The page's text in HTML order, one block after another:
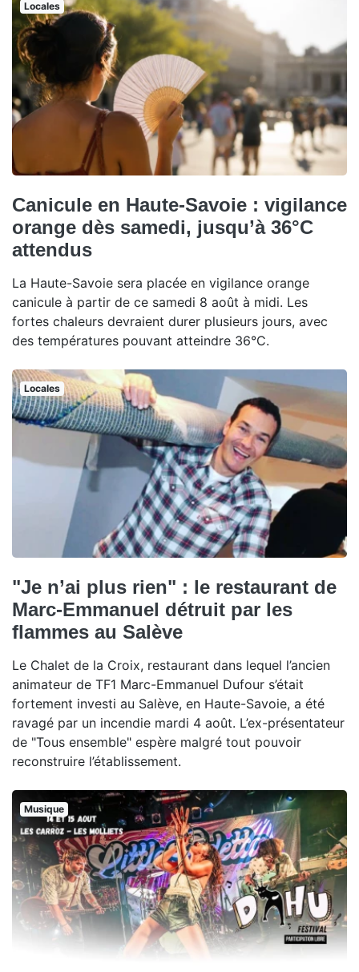
Locales
Canicule en Haute-Savoie : vigilance
orange dès samedi, jusqu’à 36°C
attendus
La Haute-Savoie sera placée en vigilance orange
canicule à partir de ce samedi 8 août à midi. Les
fortes chaleurs devraient durer plusieurs jours, avec
des températures pouvant atteindre 36°C.
Locales
"Je n’ai plus rien" : le restaurant de
Marc-Emmanuel détruit par les
flammes au Salève
Le Chalet de la Croix, restaurant dans lequel l’ancien
animateur de TF1 Marc-Emmanuel Dufour s’était
fortement investi au Salève, en Haute-Savoie, a été
ravagé par un incendie mardi 4 août. L’ex-présentateur
de "Tous ensemble" espère malgré tout pouvoir
reconstruire l’établissement.
Musique